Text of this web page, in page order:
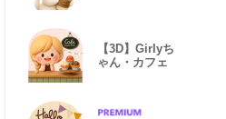
【3D】Girlyち
ゃん・カフェ